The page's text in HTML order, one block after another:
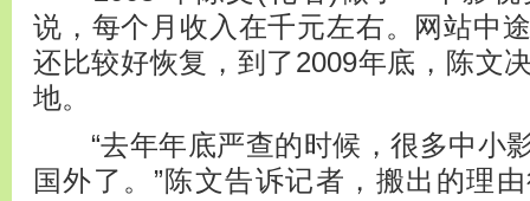
说，每个月收入在千元左右。网站中
还比较好恢复，到了2009年底，陈文
地。
“去年年底严查的时候，很多中小
国外了。”陈文告诉记者，搬出的理